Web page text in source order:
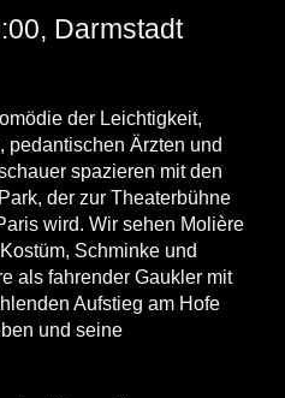
Darmstadt
der Leichtigkeit,
pedantischen Ärzten und
spazieren mit den
der zur Theaterbühne
wird. Wir sehen Molière
Schminke und
als fahrender Gaukler mit
Aufstieg am Hofe
und seine